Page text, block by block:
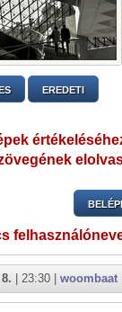
EREDETI
| 23:30 | woombaat